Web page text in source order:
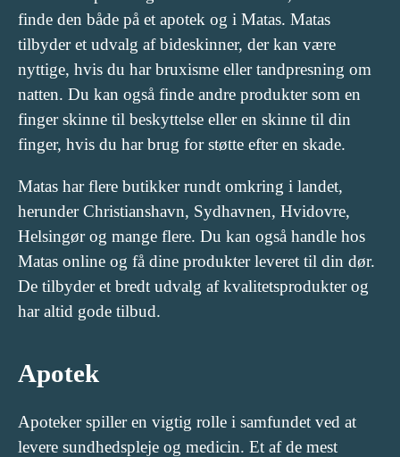
finde den både på et apotek og i Matas. Matas
tilbyder et udvalg af bideskinner, der kan være
nyttige, hvis du har bruxisme eller tandpresning om
natten. Du kan også finde andre produkter som en
finger skinne til beskyttelse eller en skinne til din
finger, hvis du har brug for støtte efter en skade.
Matas har flere butikker rundt omkring i landet,
herunder Christianshavn, Sydhavnen, Hvidovre,
Helsingør og mange flere. Du kan også handle hos
Matas online og få dine produkter leveret til din dør.
De tilbyder et bredt udvalg af kvalitetsprodukter og
har altid gode tilbud.
Apotek
Apoteker spiller en vigtig rolle i samfundet ved at
levere sundhedspleje og medicin. Et af de mest